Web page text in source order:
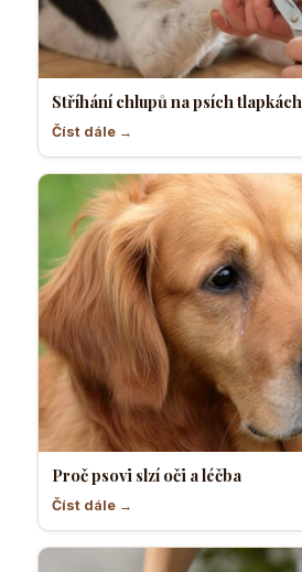
Stříhání chlupů na psích tlapkách
Číst dále →
Proč psovi slzí oči a léčba
Číst dále →